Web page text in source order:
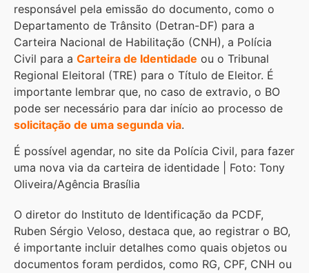
responsável pela emissão do documento, como o
Departamento de Trânsito (Detran-DF) para a
Carteira Nacional de Habilitação (CNH), a Polícia
Civil para a Carteira de Identidade ou o Tribunal
Regional Eleitoral (TRE) para o Título de Eleitor. É
importante lembrar que, no caso de extravio, o BO
pode ser necessário para dar início ao processo de
solicitação de uma segunda via.
É possível agendar, no site da Polícia Civil, para fazer
uma nova via da carteira de identidade | Foto: Tony
Oliveira/Agência Brasília
O diretor do Instituto de Identificação da PCDF,
Ruben Sérgio Veloso, destaca que, ao registrar o BO,
é importante incluir detalhes como quais objetos ou
documentos foram perdidos, como RG, CPF, CNH ou